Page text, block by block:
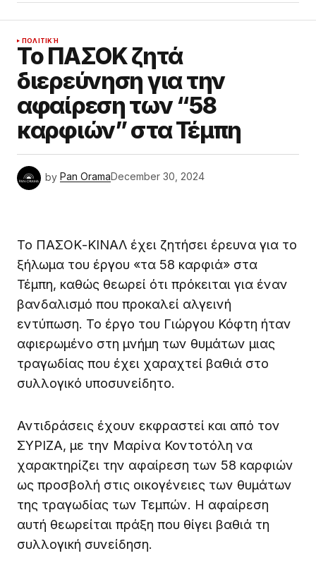
ΠΟΛΙΤΙΚΉ
Το ΠΑΣΟΚ ζητά
διερεύνηση για την
αφαίρεση των “58
καρφιών” στα Τέμπη
by Pan OramaDecember 30, 2024
Το ΠΑΣΟΚ-ΚΙΝΑΛ έχει ζητήσει έρευνα για το
ξήλωμα του έργου «τα 58 καρφιά» στα
Τέμπη, καθώς θεωρεί ότι πρόκειται για έναν
βανδαλισμό που προκαλεί αλγεινή
εντύπωση. Το έργο του Γιώργου Κόφτη ήταν
αφιερωμένο στη μνήμη των θυμάτων μιας
τραγωδίας που έχει χαραχτεί βαθιά στο
συλλογικό υποσυνείδητο.
Αντιδράσεις έχουν εκφραστεί και από τον
ΣΥΡΙΖΑ, με την Μαρίνα Κοντοτόλη να
χαρακτηρίζει την αφαίρεση των 58 καρφιών
ως προσβολή στις οικογένειες των θυμάτων
της τραγωδίας των Τεμπών. Η αφαίρεση
αυτή θεωρείται πράξη που θίγει βαθιά τη
συλλογική συνείδηση.